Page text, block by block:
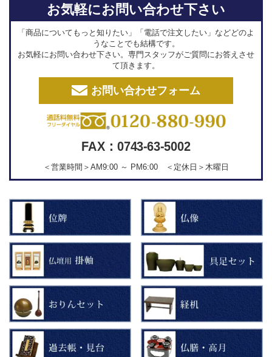
お気軽にお問い合わせ下さい
「商品についてもっと知りたい」「電話で注文したい」などどのよ
うなことでも結構です。
お気軽にお問い合わせ下さい。専門スタッフがご質問にお答えさせ
て頂きます。
お問い合わせフォーム
FAX：0743-63-5002
＜営業時間＞AM9:00 ～ PM6:00 ＜定休日＞木曜日